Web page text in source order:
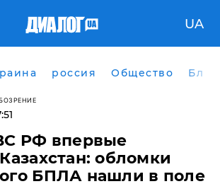
UA
россия Общество
РФ впервые
обломки
БПЛА нашли в поле